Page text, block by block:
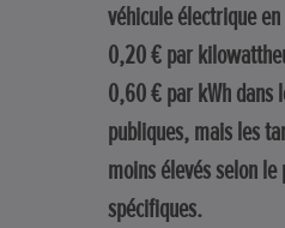
véhicule électrique
0,20 € par
0,60 € par kWh dans
publiques, mais les
moins élevés selon
spécifiques.